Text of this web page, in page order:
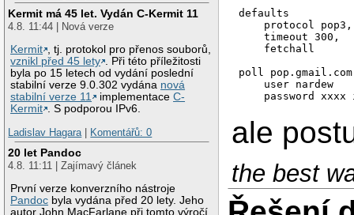
Kermit má 45 let. Vydán C-Kermit 11
4.8. 11:44 | Nová verze
Kermit , tj. protokol pro přenos souborů,
vznikl před 45 lety . Při této příležitosti
byla po 15 letech od vydání poslední
stabilní verze 9.0.302 vydána nová
stabilní verze 11
implementaceC-
Kermit . S podporou IPv6.
Ladislav Hagara | Komentářů: 0
20 let Pandoc
4.8. 11:11 | Zajímavý článek
První verze konverzního nástroje
Pandoc byla vydána před 20 lety. Jeho
autor John MacFarlane při tomto výročí
defaults
    protocol pop3,
    timeout 300,
    fetchall
poll pop.gmail.com
    user nardew
ale
the best